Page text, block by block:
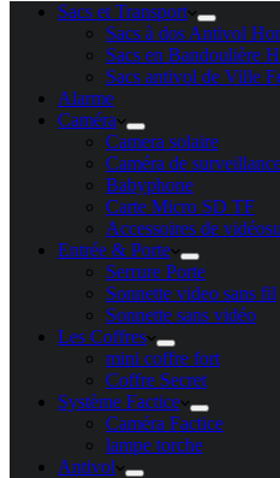
Sacs et Transport
Sacs à dos Antivol
Sacs en Bandoulière
Sacs antivol de Ville
Alarme
Caméra
Camera solaire
Caméra de
Babyphone
Carte Micro SD TF
Accessoires de
Entrée & Porte
Serrure Porte
Sonnette video sans fil
Sonnette sans vidéo
Les Coffres
mini coffre fort
Coffre Secret
Système Factice
Caméra Factice
lampe torche
Antivol